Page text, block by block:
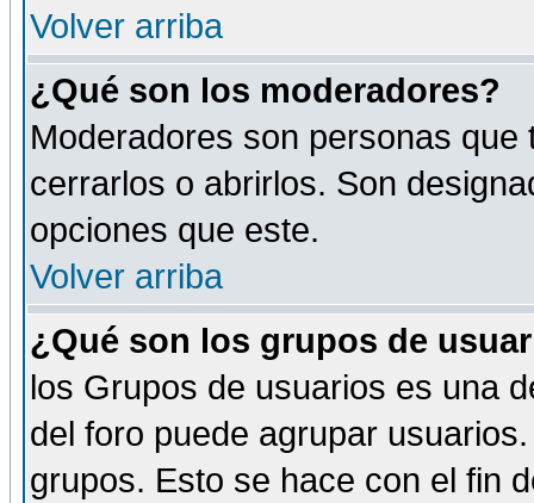
Volver arriba
¿Qué son los moderadores?
Moderadores son personas
cerrarlos o abrirlos. Son
opciones que este.
Volver arriba
¿Qué son los grupos de
los Grupos de usuarios es una
del foro puede agrupar
grupos. Esto se hace con el fin